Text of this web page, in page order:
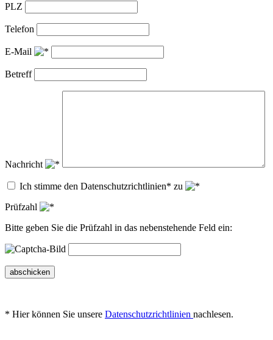
PLZ
Telefon
E-Mail
Betreff
Nachricht
Ich stimme den Datenschutzrichtlinien* zu
Prüfzahl
Bitte geben Sie die Prüfzahl in das nebenstehende Feld ein:
abschicken
* Hier können Sie unsere Datenschutzrichtlinien nachlesen.